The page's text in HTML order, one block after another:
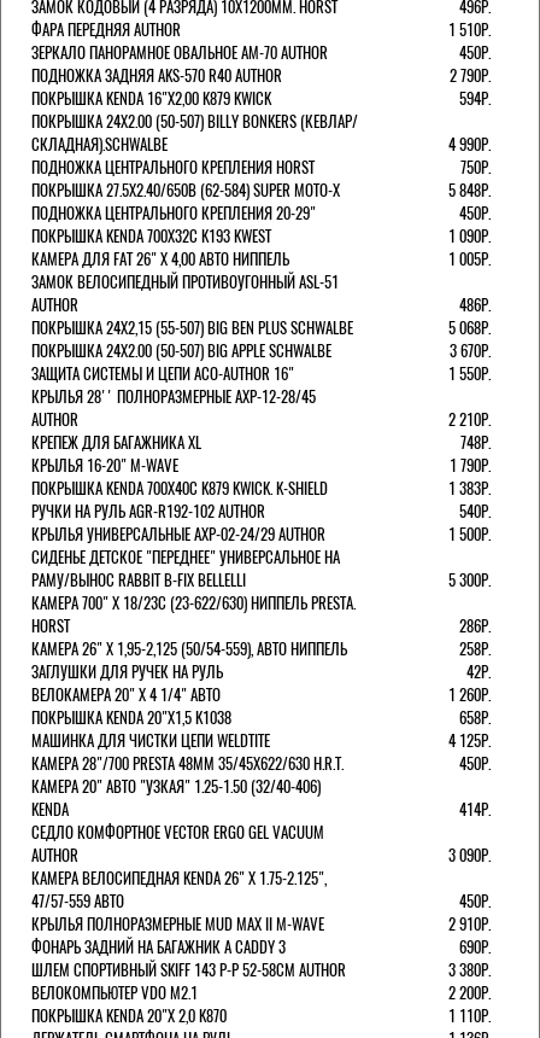
ЗАМОК КОДОВЫЙ (4 РАЗРЯДА) 10Х1200ММ. HORST
496Р.
ФАРА ПЕРЕДНЯЯ AUTHOR
1 510Р.
ЗЕРКАЛО ПАНОРАМНОЕ ОВАЛЬНОЕ AM-70 AUTHOR
450Р.
ПОДНОЖКА ЗАДНЯЯ AKS-570 R40 AUTHOR
2 790Р.
ПОКРЫШКА KENDA 16"Х2,00 K879 KWICK
594Р.
ПОКРЫШКА 24X2.00 (50-507) BILLY BONKERS (КЕВЛАР/
СКЛАДНАЯ).SCHWALBE
4 990Р.
ПОДНОЖКА ЦЕНТРАЛЬНОГО КРЕПЛЕНИЯ HORST
750Р.
ПОКРЫШКА 27.5X2.40/650B (62-584) SUPER MOTO-X
5 848Р.
ПОДНОЖКА ЦЕНТРАЛЬНОГО КРЕПЛЕНИЯ 20-29"
450Р.
ПОКРЫШКА KENDA 700Х32С K193 KWEST
1 090Р.
КАМЕРА ДЛЯ FAT 26" X 4,00 АВТО НИППЕЛЬ
1 005Р.
ЗАМОК ВЕЛОСИПЕДНЫЙ ПРОТИВОУГОННЫЙ ASL-51
AUTHOR
486Р.
ПОКРЫШКА 24X2,15 (55-507) BIG BEN PLUS SCHWALBE
5 068Р.
ПОКРЫШКА 24X2.00 (50-507) BIG APPLE SCHWALBE
3 670Р.
ЗАЩИТА СИСТЕМЫ И ЦЕПИ ACO-AUTHOR 16"
1 550Р.
КРЫЛЬЯ 28'' ПОЛНОРАЗМЕРНЫЕ AXP-12-28/45
AUTHOR
2 210Р.
КРЕПЕЖ ДЛЯ БАГАЖНИКА XL
748Р.
КРЫЛЬЯ 16-20" M-WAVE
1 790Р.
ПОКРЫШКА KENDA 700Х40С K879 KWICK. K-SHIELD
1 383Р.
РУЧКИ НА РУЛЬ AGR-R192-102 AUTHOR
540Р.
КРЫЛЬЯ УНИВЕРСАЛЬНЫЕ AXP-02-24/29 AUTHOR
1 500Р.
СИДЕНЬЕ ДЕТСКОЕ "ПЕРЕДНЕЕ" УНИВЕРСАЛЬНОЕ НА
РАМУ/ВЫНОС RABBIT B-FIX BELLELLI
5 300Р.
КАМЕРА 700" Х 18/23C (23-622/630) НИППЕЛЬ PRESTA.
HORST
286Р.
КАМЕРА 26" X 1,95-2,125 (50/54-559), АВТО НИППЕЛЬ
258Р.
ЗАГЛУШКИ ДЛЯ РУЧЕК НА РУЛЬ
42Р.
ВЕЛОКАМЕРА 20" Х 4 1/4" АВТО
1 260Р.
ПОКРЫШКА KENDA 20"Х1,5 K1038
658Р.
МАШИНКА ДЛЯ ЧИСТКИ ЦЕПИ WELDTITE
4 125Р.
КАМЕРА 28"/700 PRESTA 48ММ 35/45Х622/630 H.R.T.
450Р.
КАМЕРА 20" АВТО "УЗКАЯ" 1.25-1.50 (32/40-406)
KENDA
414Р.
СЕДЛО КОМФОРТНОЕ VECTOR ERGO GEL VACUUM
AUTHOR
3 090Р.
КАМЕРА ВЕЛОСИПЕДНАЯ KENDA 26" Х 1.75-2.125",
47/57-559 АВТО
450Р.
КРЫЛЬЯ ПОЛНОРАЗМЕРНЫЕ MUD MAX II M-WAVE
2 910Р.
ФОНАРЬ ЗАДНИЙ НА БАГАЖНИК A CADDY 3
690Р.
ШЛЕМ СПОРТИВНЫЙ SKIFF 143 Р-Р 52-58СМ AUTHOR
3 380Р.
ВЕЛОКОМПЬЮТЕР VDO M2.1
2 200Р.
ПОКРЫШКА KENDA 20"Х 2,0 K870
1 110Р.